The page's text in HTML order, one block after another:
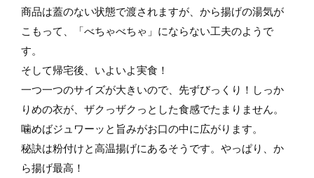
商品は蓋のない状態で渡されますが、から揚げの湯気が
こもって、「べちゃべちゃ」にならない工夫のようで
す。
そして帰宅後、いよいよ実食！
一つ一つのサイズが大きいので、先ずびっくり！しっか
りめの衣が、ザクっザクっとした食感でたまりません。
噛めばジュワーッと旨みがお口の中に広がります。
秘訣は粉付けと高温揚げにあるそうです。やっぱり、か
ら揚げ最高！